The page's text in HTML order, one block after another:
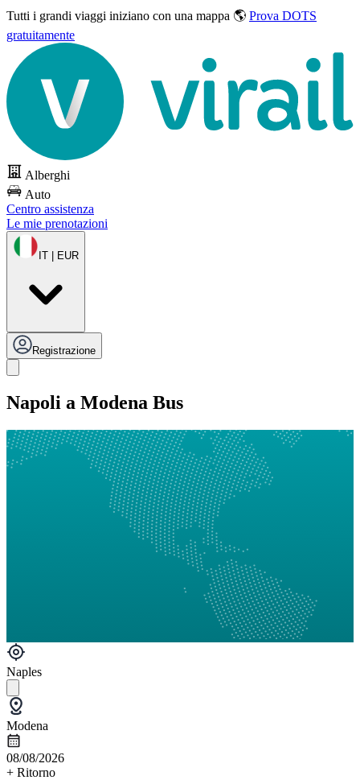
Tutti i grandi viaggi iniziano con una mappa 🌎 Prova DOTS
gratuitamente
Alberghi
Auto
Centro assistenza
Le mie prenotazioni
IT | EUR
Registrazione
Napoli a Modena Bus
Naples
Modena
08/08/2026
+ Ritorno